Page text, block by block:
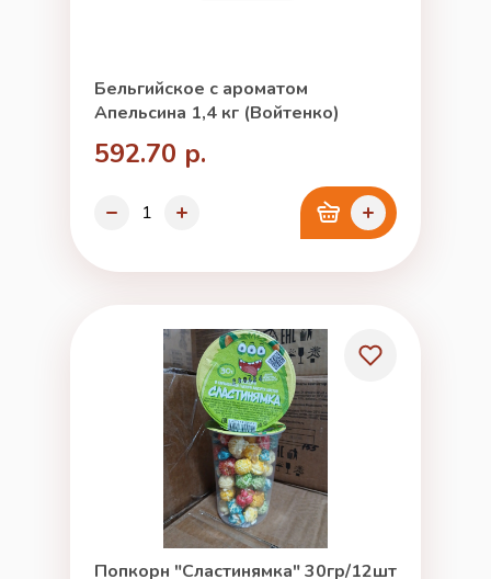
Бельгийское с ароматом
Апельсина 1,4 кг (Войтенко)
592.70 р.
Попкорн "Сластинямка" 30гр/12шт